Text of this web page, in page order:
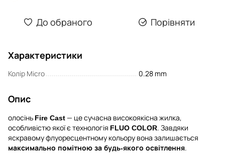
До обраного Порівняти
Характеристики
Колір Micro 0.28 mm
Опис
олосінь Fire Cast— це сучасна високоякісна жилка,
особливістю якої є технологія FLUO COLOR. Завдяки
яскравому флуоресцентному кольору вона залишається
максимально помітною за будь-якого освітлення.